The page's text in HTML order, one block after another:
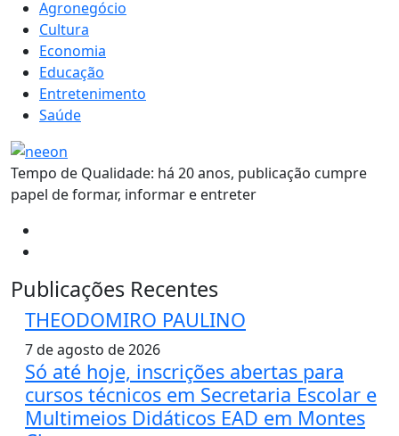
Agronegócio
Cultura
Economia
Educação
Entretenimento
Saúde
Tempo de Qualidade: há 20 anos, publicação cumpre
papel de formar, informar e entreter
Publicações Recentes
THEODOMIRO PAULINO
7 de agosto de 2026
Só até hoje, inscrições abertas para
cursos técnicos em Secretaria Escolar e
Multimeios Didáticos EAD em Montes